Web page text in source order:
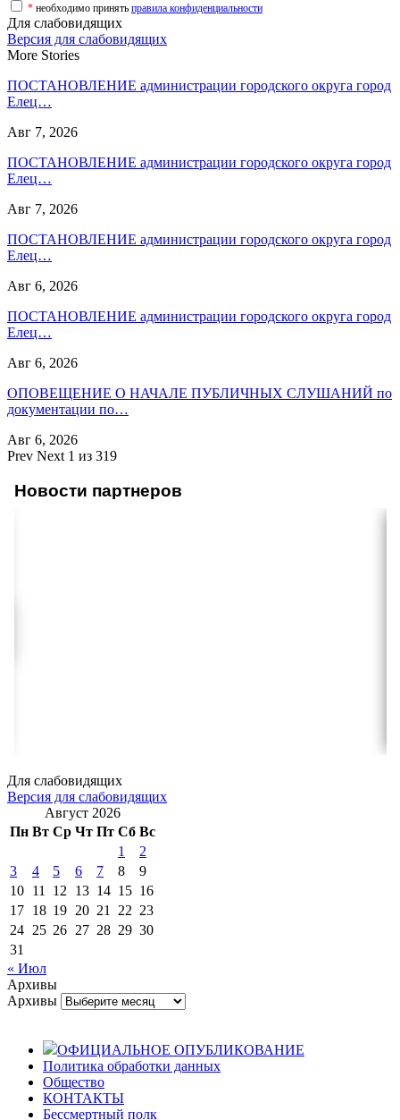
* необходимо принять правила конфиденциальности
Для слабовидящих
Версия для слабовидящих
More Stories
ПОСТАНОВЛЕНИЕ администрации городского округа город
Елец…
Авг 7, 2026
ПОСТАНОВЛЕНИЕ администрации городского округа город
Елец…
Авг 7, 2026
ПОСТАНОВЛЕНИЕ администрации городского округа город
Елец…
Авг 6, 2026
ПОСТАНОВЛЕНИЕ администрации городского округа город
Елец…
Авг 6, 2026
ОПОВЕЩЕНИЕ О НАЧАЛЕ ПУБЛИЧНЫХ СЛУШАНИЙ по
документации по…
Авг 6, 2026
Prev Next 1 из 319
Новости партнеров
Для слабовидящих
Версия для слабовидящих
Август 2026
Пн Вт Ср Чт Пт Сб Вс
1
2
3
4 5 6 7 8
9
10 11 12 13 14 15 16
17 18 19 20 21 22 23
24 25 26 27 28 29 30
31
« Июл
Архивы
Архивы
ОФИЦИАЛЬНОЕ ОПУБЛИКОВАНИЕ
Политика обработки данных
Общество
КОНТАКТЫ
Бессмертный полк